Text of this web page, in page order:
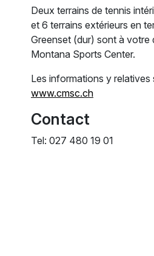
Deux terrains de tennis
et 6 terrains extérieurs en
Greenset (dur) sont à votre
Montana Sports Center.
Les informations y relatives
www.cmsc.ch
Contact
Tel: 027 480 19 01